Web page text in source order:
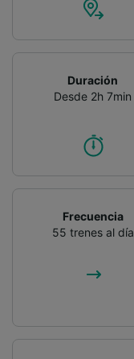
Duración
Desde 2h 7min
Frecuencia
55 trenes al día